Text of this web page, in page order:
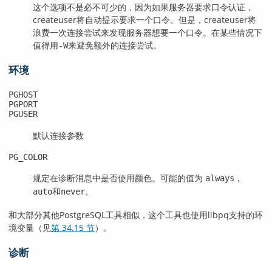
这个选项不是必不可少的，因为如果服务器要求口令认证，
createuser将自动提示要求一个口令。但是， createuser将
浪费一次连接尝试来发现服务器想要一个口令。在某些情况下
值得用-W来避免额外的连接尝试。
环境
PGHOST
PGPORT
PGUSER
默认连接参数
PG_COLOR
规定在诊断消息中是否使用颜色。可能的值为 always ，
auto和never。
和大部分其他PostgreSQL工具相似，这个工具也使用libpq支持的环
境变量（见第 34.15 节）。
诊断